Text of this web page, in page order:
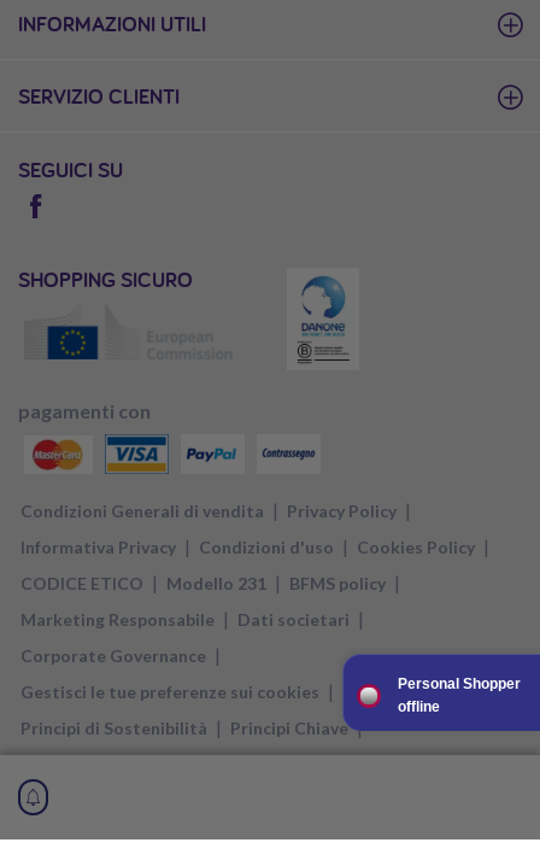
Personal Shopper
offline
INFORMAZIONI UTILI
SERVIZIO CLIENTI
SEGUICI SU
SHOPPING SICURO
pagamenti con
Condizioni Generali di vendita | Privacy Policy |
Informativa Privacy | Condizioni d'uso | Cookies Policy |
CODICE ETICO | Modello 231 | BFMS policy |
Marketing Responsabile | Dati societari |
Corporate Governance |
Gestisci le tue preferenze sui cookies |
Principi di Sostenibilità | Principi Chiave |
Direct Nutricia è un negozio di proprietà di DANONE NUTRICIA S.p.A. SOCIETA’